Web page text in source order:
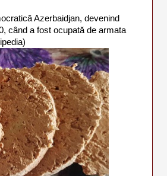
Azerbaidjan, devenind
când a fost ocupată de armata